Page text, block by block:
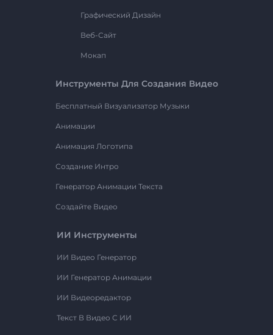
Графический Дизайн
Веб-Сайт
Мокап
Инструменты Для Создания Видео
Бесплатный Визуализатор Музыки
Анимации
Анимация Логотипа
Создание Интро
Генератор Анимации Текста
Создайте Видео
ИИ Инструменты
ИИ Видео Генератор
ИИ Генератор Анимации
ИИ Видеоредактор
Текст В Видео С ИИ